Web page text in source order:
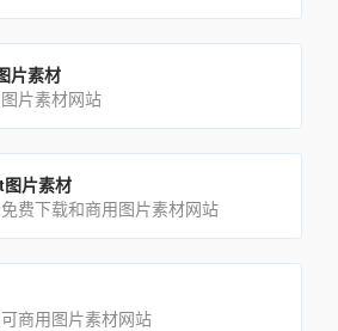
片素材
片素材网站
片素材
费下载和商用图片素材网站
商用图片素材网站